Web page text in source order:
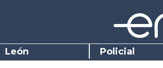
León Policial